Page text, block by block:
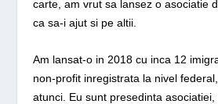
carte, am vrut sa lansez o asociatie
ca sa-i ajut si pe altii.
Am lansat-o in 2018 cu inca 12
non-profit inregistrata la nivel
atunci. Eu sunt presedinta